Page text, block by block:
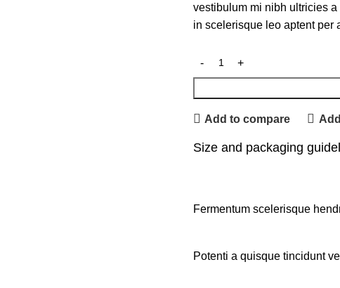
vestibulum mi nibh ultricies
in scelerisque leo aptent per
Add to compare
Size and packaging
Fermentum scelerisque
Potenti a quisque tincidunt